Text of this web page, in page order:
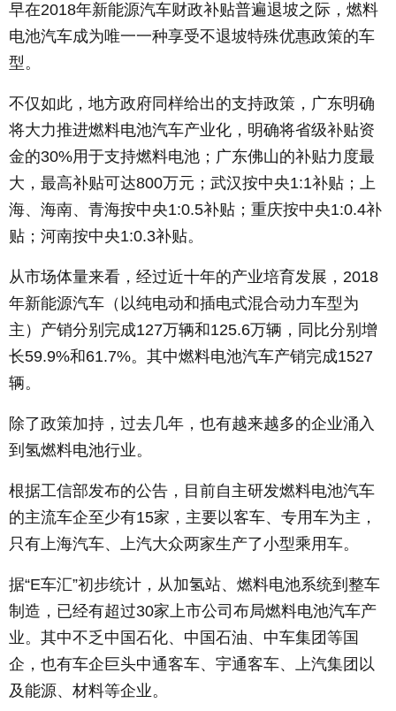
早在2018年新能源汽车财政补贴普遍退坡之际，燃料
电池汽车成为唯一一种享受不退坡特殊优惠政策的车
型。
不仅如此，地方政府同样给出的支持政策，广东明确
将大力推进燃料电池汽车产业化，明确将省级补贴资
金的30%用于支持燃料电池；广东佛山的补贴力度最
大，最高补贴可达800万元；武汉按中央1:1补贴；上
海、海南、青海按中央1:0.5补贴；重庆按中央1:0.4补
贴；河南按中央1:0.3补贴。
从市场体量来看，经过近十年的产业培育发展，2018
年新能源汽车（以纯电动和插电式混合动力车型为
主）产销分别完成127万辆和125.6万辆，同比分别增
长59.9%和61.7%。其中燃料电池汽车产销完成1527
辆。
除了政策加持，过去几年，也有越来越多的企业涌入
到氢燃料电池行业。
根据工信部发布的公告，目前自主研发燃料电池汽车
的主流车企至少有15家，主要以客车、专用车为主，
只有上海汽车、上汽大众两家生产了小型乘用车。
据“E车汇”初步统计，从加氢站、燃料电池系统到整车
制造，已经有超过30家上市公司布局燃料电池汽车产
业。其中不乏中国石化、中国石油、中车集团等国
企，也有车企巨头中通客车、宇通客车、上汽集团以
及能源、材料等企业。